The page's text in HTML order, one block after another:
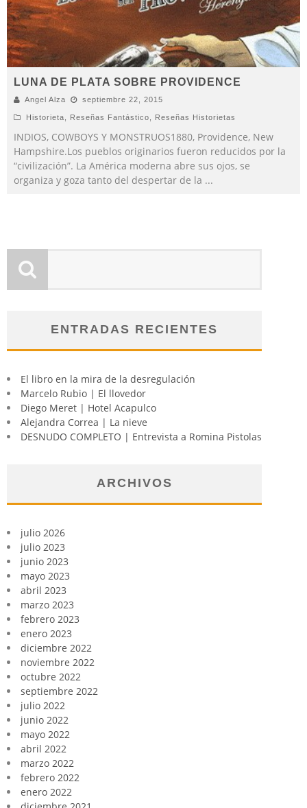
LUNA DE PLATA SOBRE PROVIDENCE
Angel Alza septiembre 22, 2015
Historieta Reseñas Fantástico Reseñas Historietas
INDIOS, COWBOYS Y MONSTRUOS1880, Providence, New
Hampshire.Los pueblos originarios fueron reducidos por la
“civilización”. La América moderna abre sus ojos, se
organiza y goza tanto del despertar de la ...
ENTRADAS RECIENTES
El libro en la mira de la desregulación
Marcelo Rubio | El llovedor
Diego Meret | Hotel Acapulco
Alejandra Correa | La nieve
DESNUDO COMPLETO | Entrevista a Romina Pistolas
ARCHIVOS
julio 2026
julio 2023
junio 2023
mayo 2023
abril 2023
marzo 2023
febrero 2023
enero 2023
diciembre 2022
noviembre 2022
octubre 2022
septiembre 2022
julio 2022
junio 2022
mayo 2022
abril 2022
marzo 2022
febrero 2022
enero 2022